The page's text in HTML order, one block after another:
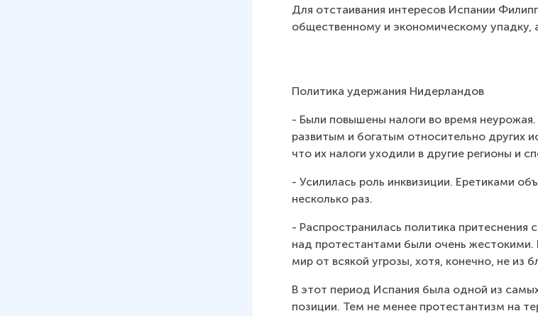
Для отстаивания интересов Испании
общественному и экономическому упадку,
Политика удержания Нидерландов
- Были повышены налоги во время
развитым и богатым относительно других
что их налоги уходили в другие регионы и
- Усилилась роль инквизиции. Еретиками
несколько раз.
- Распространилась политика
над протестантами были очень
мир от всякой угрозы, хотя, конечно, не из
В этот период Испания была одной из
позиции. Тем не менее протестантизм на